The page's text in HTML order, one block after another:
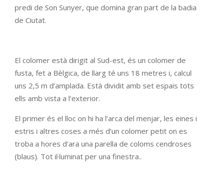
predi de Son Sunyer, que domina gran part de la badia
de Ciutat.
El colomer està dirigit al Sud-est, és un colomer de
fusta, fet a Bèlgica, de llarg té uns 18 metres i, calcul
uns 2,5 m d’amplada. Està dividit amb set espais tots
ells amb vista a l’exterior.
El primer és el lloc on hi ha l’arca del menjar, les eines i
estris i altres coses a més d’un colomer petit on es
troba a hores d’ara una parella de coloms cendroses
(blaus). Tot il·luminat per una finestra..